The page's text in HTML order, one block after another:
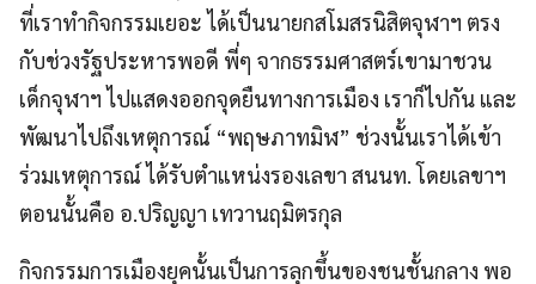
ที่เราทำกิจกรรมเยอะ ได้เป็นนายกสโมสรนิสิตจุฬาฯ ตรง
กับช่วงรัฐประหารพอดี พี่ๆ จากธรรมศาสตร์เขามาชวน
เด็กจุฬาฯ ไปแสดงออกจุดยืนทางการเมือง เราก็ไปกัน และ
พัฒนาไปถึงเหตุการณ์ “พฤษภาทมิฬ” ช่วงนั้นเราได้เข้า
ร่วมเหตุการณ์ ได้รับตำแหน่งรองเลขา สนนท. โดยเลขาฯ
ตอนนั้นคือ อ.ปริญญา เทวานฤมิตรกุล
กิจกรรมการเมืองยุคนั้นเป็นการลุกขึ้นของชนชั้นกลาง พอ